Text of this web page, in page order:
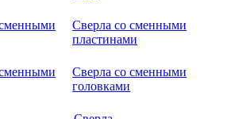
Сверла со сменными
пластинами
Сверла со сменными
головками